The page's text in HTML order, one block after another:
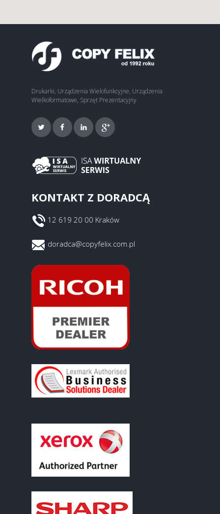
Drukarki, Urządzenia Wielofunkcyjne, Urządzenia
Wielkoformatowe, Sprzęt Prezentacyjny
KONTAKT Z DORADCĄ
12 619 20 00 Kraków
doradca@copyfelix.com.pl